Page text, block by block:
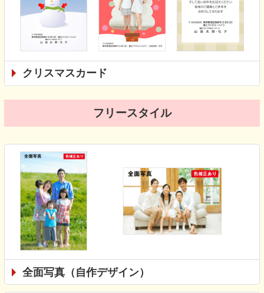
クリスマスカード
フリースタイル
全面写真（自作デザイン）